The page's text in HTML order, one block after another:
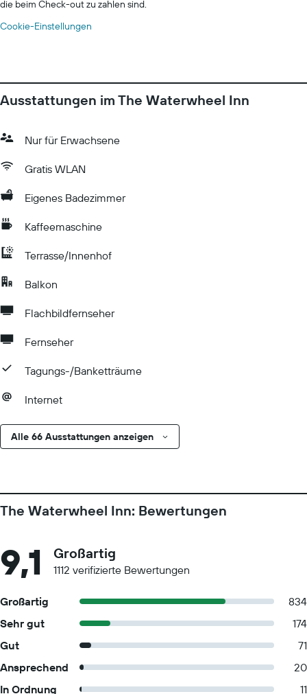
die beim Check-out zu zahlen sind.
Cookie-Einstellungen
Ausstattungen im The Waterwheel Inn
Nur für Erwachsene
Gratis WLAN
Eigenes Badezimmer
Kaffeemaschine
Terrasse/Innenhof
Balkon
Flachbildfernseher
Fernseher
Tagungs-/Banketträume
Internet
Alle 66 Ausstattungen anzeigen
The Waterwheel Inn: Bewertungen
9,1 Großartig
1112 verifizierte Bewertungen
Großartig
834
Sehr gut
174
Gut
71
Ansprechend
20
In Ordnung
11